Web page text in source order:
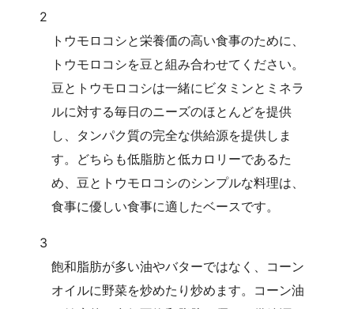
2
トウモロコシと栄養価の高い食事のために、
トウモロコシを豆と組み合わせてください。
豆とトウモロコシは一緒にビタミンとミネラ
ルに対する毎日のニーズのほとんどを提供
し、タンパク質の完全な供給源を提供しま
す。どちらも低脂肪と低カロリーであるた
め、豆とトウモロコシのシンプルな料理は、
食事に優しい食事に適したベースです。
3
飽和脂肪が多い油やバターではなく、コーン
オイルに野菜を炒めたり炒めます。コーン油